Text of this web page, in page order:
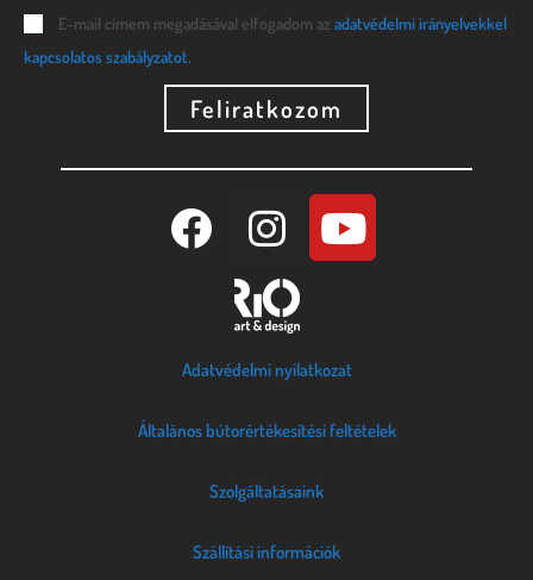
E-mail címem megadásával elfogadom az adatvédelmi irányelvekkel
kapcsolatos szabályzatot.
Feliratkozom
Adatvédelmi nyilatkozat
Általános bútorértékesítési feltételek
Szolgáltatásaink
Szállítási információk